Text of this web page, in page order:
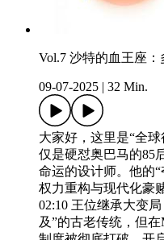
Vol.7 沙特的血王座
09-07-2025 32 Min.
大家好，这里是“全
仅是硬怼奥巴马的85
命运的设计师。他的
权力重构与现代化豪
02:10 王位继承大变
及”的古老传统，但